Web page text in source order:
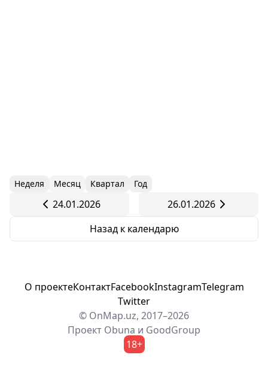
Неделя Месяц Квартал Год
24.01.2026
26.01.2026
Назад к календарю
О проектеКонтактFacebookInstagramTelegram
Twitter
© OnMap.uz, 2017–2026
Проект Obuna и GoodGroup
18+